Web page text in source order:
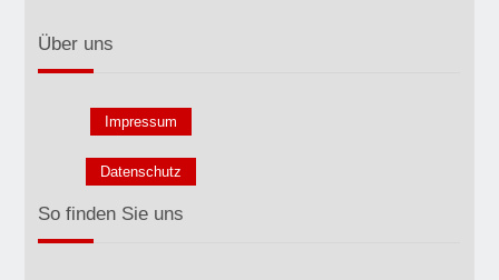
Über uns
Impressum
Datenschutz
So finden Sie uns